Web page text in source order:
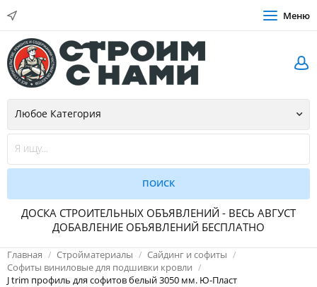
Меню
ДОСКА СТРОИТЕЛЬНЫХ ОБЪЯВЛЕНИЙ - ВЕСЬ АВГУСТ
ДОБАВЛЕНИЕ ОБЪЯВЛЕНИЙ БЕСПЛАТНО
Главная Стройматериалы
Сайдинг и софиты
Софиты виниловые для подшивки кровли
J trim профиль для софитов белый 3050 мм. Ю-Пласт